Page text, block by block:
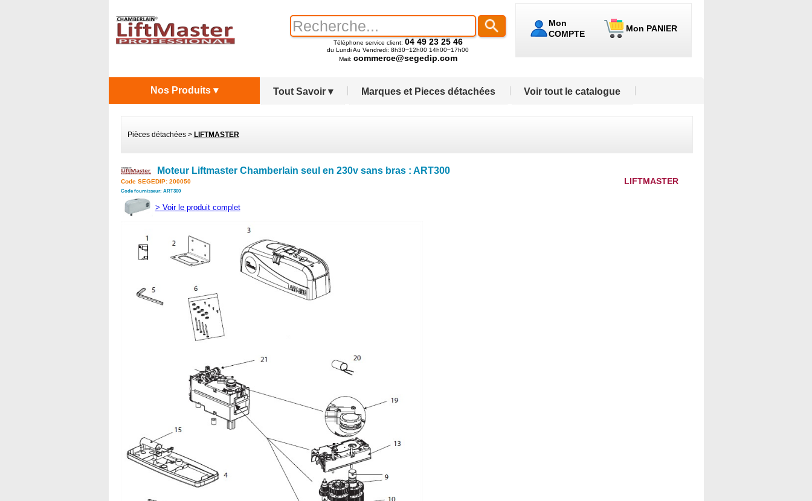
Mon
COMPTE
Mon PANIER
Téléphone service client: 04 49 23 25 46
du Lundi Au Vendredi: 8h30~12h00 14h00~17h00
Mail: commerce@segedip.com
Tout Savoir ▾ Marques et Pieces détachées Voir tout le catalogue
Nos Produits ▾
Pièces détachées> LIFTMASTER
Moteur Liftmaster Chamberlain seul en 230v sans bras : ART300
LIFTMASTER
Code SEGEDIP: 200050
Code fournisseur: ART300
> Voir le produit complet